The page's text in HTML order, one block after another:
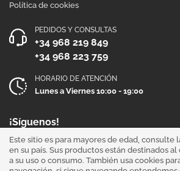
Política de cookies
PEDIDOS Y CONSULTAS
+34 968 219 849
+34 968 223 759
HORARIO DE ATENCIÓN
Lunes a Viernes 10:00 - 19:00
¡Síguenos!
Este sitio es para mayores de edad, consulte
en su país. Sus productos están destinados
a su uso o consumo. También usa cookies